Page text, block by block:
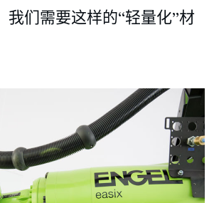
我们需要这样的“轻量化”材